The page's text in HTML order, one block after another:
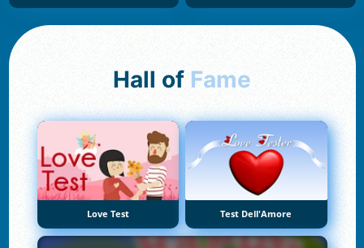
Hall of Fame
Love Test Test Dell'Amore